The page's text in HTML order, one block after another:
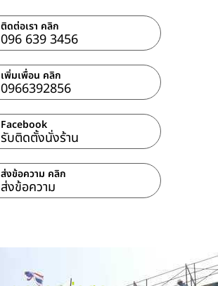
ติดต่อเรา คลิก
096 639 3456
เพิ่มเพื่อน คลิก
0966392856
Facebook
รับติดตั้งนั่งร้าน
ส่งข้อความ คลิก
ส่งข้อความ